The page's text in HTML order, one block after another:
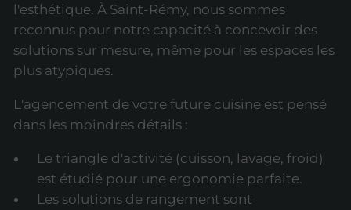
l'esthétique. À Saint-Rémy, nous sommes
reconnus pour notre capacité à concevoir des
solutions sur mesure, même pour les espaces les
plus atypiques.
L'agencement de votre future cuisine est pensé
dans les moindres détails :
Le triangle d'activité (cuisson, lavage, froid)
est étudié pour une ergonomie parfaite.
Les solutions de rangement sont